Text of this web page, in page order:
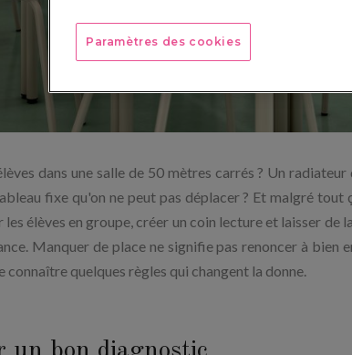
dans une salle de 50 mètres carrés ? Un
fixe qu'on ne peut pas déplacer ? Et malgré tout
élèves en groupe, créer un coin lecture et laisser de
Manquer de place ne signifie pas renoncer à bien
quelques règles qui changent la donne.
Paramètres des cookies